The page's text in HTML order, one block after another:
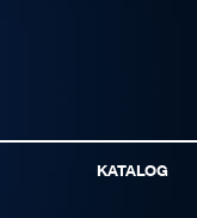
KATALOG